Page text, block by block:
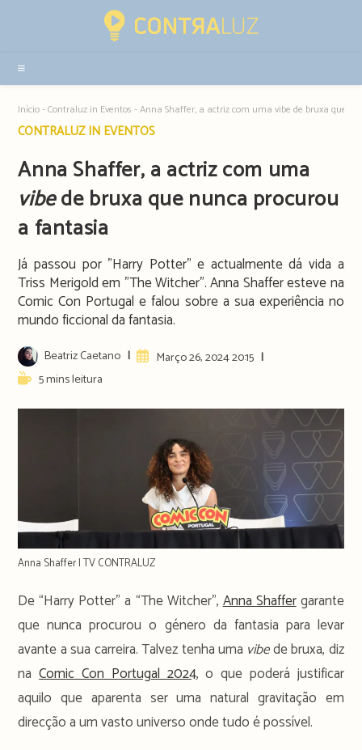
sidebar
Início-Contraluz in Eventos -Anna Shaffer, a actriz com uma vibe de bruxa que
Post
CONTRALUZ IN EVENTOS
Anna Shaffer, a actriz com uma
vibede bruxa que nunca procurou
a fantasia
Já passou por "Harry Potter" e actualmente dá vida a
Triss Merigold em "The Witcher". Anna Shaffer esteve na
Comic Con Portugal e falou sobre a sua experiência no
mundo ficcional da fantasia.
Post
author:
Beatriz Caetano
ArtigoMarço 26, 2024 20:15
Reading5 mins leitura
Anna Shaffer | TV CONTRALUZ
De “Harry Potter” a “The Witcher”,Anna Shaffergarante
que nunca procurou o género da fantasia para levar
avante a sua carreira. Talvez tenha uma vibede bruxa, diz
naComic Con Portugal 2024, o que poderá justificar
aquilo que aparenta ser uma natural gravitação em
direcção a um vasto universo onde tudo é possível.